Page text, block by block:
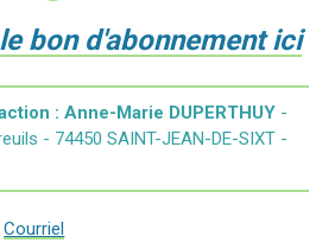
bon d'abonnement ici
: Anne-Marie DUPERTHUY -
- 74450 SAINT-JEAN-DE-SIXT -
Courriel